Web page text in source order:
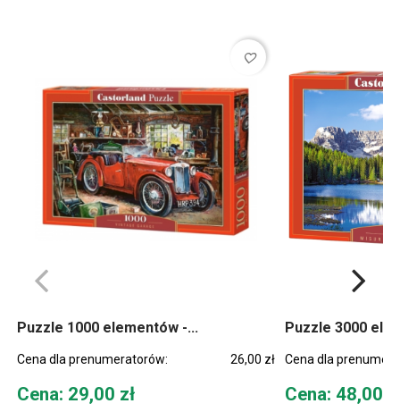
favorite_border
Puzzle 1000 elementów -...
Cena dla prenumeratorów: 26,00 zł
Cena
Cena: 29,00 zł
Puzzle 3000
Cena dla
Cena
Cena: 48,00